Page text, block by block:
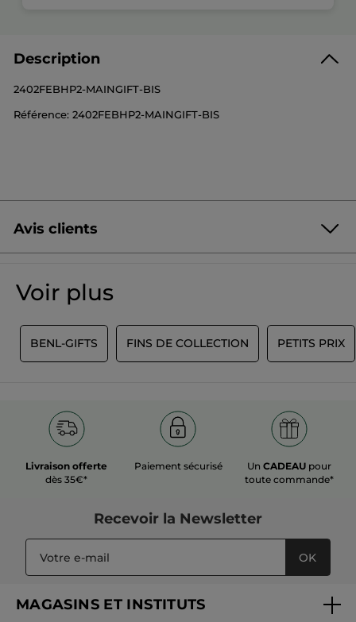
Description
2402FEBHP2-MAINGIFT-BIS
Référence: 2402FEBHP2-MAINGIFT-BIS
Avis clients
Aucune
valeur
pour
de
AJOUTER UN AVIS
Voir plus
BENL-GIFTS FINS DE COLLECTION PETITS PRIX
Livraison offerte
dès 35€*
Paiement sécurisé UnCADEAU pour
toute commande*
Recevoir la Newsletter
OK
MAGASINS ET INSTITUTS